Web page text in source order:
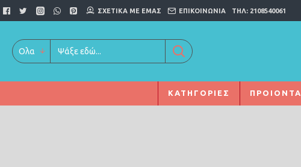
ΣΧΕΤΙΚΆ ΜΕ ΕΜΆΣ ΕΠΙΚΟΙΝΩΝΊΑ ΤΗΛ: 2108540061
Ολα
ΚΑΤΗΓΟΡΊΕΣ ΠΡΟΙΌΝΤΑ